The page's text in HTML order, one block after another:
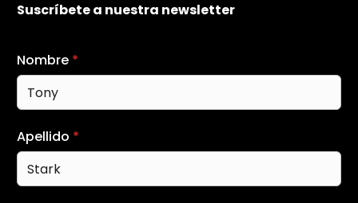
Suscríbete a nuestra newsletter
Nombre *
Apellido *